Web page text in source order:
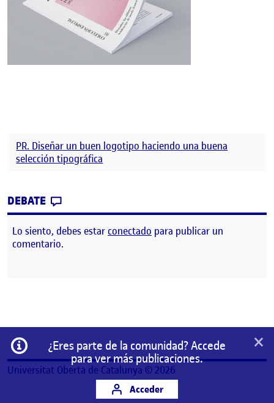
PR. Diseñar un buen logotipo haciendo una buena
selección tipográfica
DEBATE
Lo siento, debes estarconectado para publicar un
comentario.
Información
¿Eres parte de la comunidad? Accede
para ver más publicaciones.
Acceder
×
Universitat Oberta de Catalunya © 2026